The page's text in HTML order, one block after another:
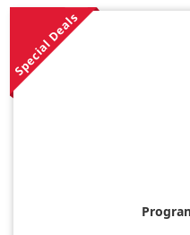
Special Deals